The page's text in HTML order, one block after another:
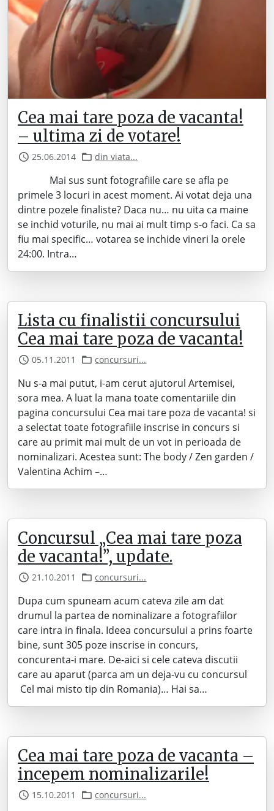
Cea mai tare poza de vacanta!
– ultima zi de votare!
25.06.2014 din viata...
Mai sus sunt fotografiile care se afla pe
primele 3 locuri in acest moment. Ai votat deja una
dintre pozele finaliste? Daca nu… nu uita ca maine
se inchid voturile, nu mai ai mult timp s-o faci. Ca sa
fiu mai specific… votarea se inchide vineri la orele
24:00. Intra…
Lista cu finalistii concursului
Cea mai tare poza de vacanta!
05.11.2011 concursuri...
Nu s-a mai putut, i-am cerut ajutorul Artemisei,
sora mea. A luat la mana toate comentariile din
pagina concursului Cea mai tare poza de vacanta! si
a selectat toate fotografiile inscrise in concurs si
care au primit mai mult de un vot in perioada de
nominalizari. Acestea sunt: The body / Zen garden /
Valentina Achim –…
Concursul „Cea mai tare poza
de vacanta!”, update.
21.10.2011 concursuri...
Dupa cum spuneam acum cateva zile am dat
drumul la partea de nominalizare a fotografiilor
care intra in finala. Ideea concursului a prins foarte
bine, sunt 305 poze inscrise in concurs,
concurenta-i mare. De-aici si cele cateva discutii
care au aparut (parca am un deja-vu cu concursul
Cel mai misto tip din Romania)… Hai sa…
Cea mai tare poza de vacanta –
incepem nominalizarile!
15.10.2011 concursuri...